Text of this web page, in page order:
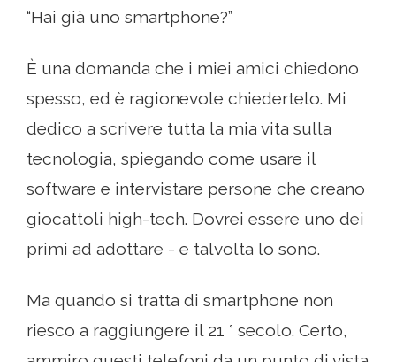
“Hai già uno smartphone?”
È una domanda che i miei amici chiedono
spesso, ed è ragionevole chiedertelo. Mi
dedico a scrivere tutta la mia vita sulla
tecnologia, spiegando come usare il
software e intervistare persone che creano
giocattoli high-tech. Dovrei essere uno dei
primi ad adottare - e talvolta lo sono.
Ma quando si tratta di smartphone non
riesco a raggiungere il 21 ° secolo. Certo,